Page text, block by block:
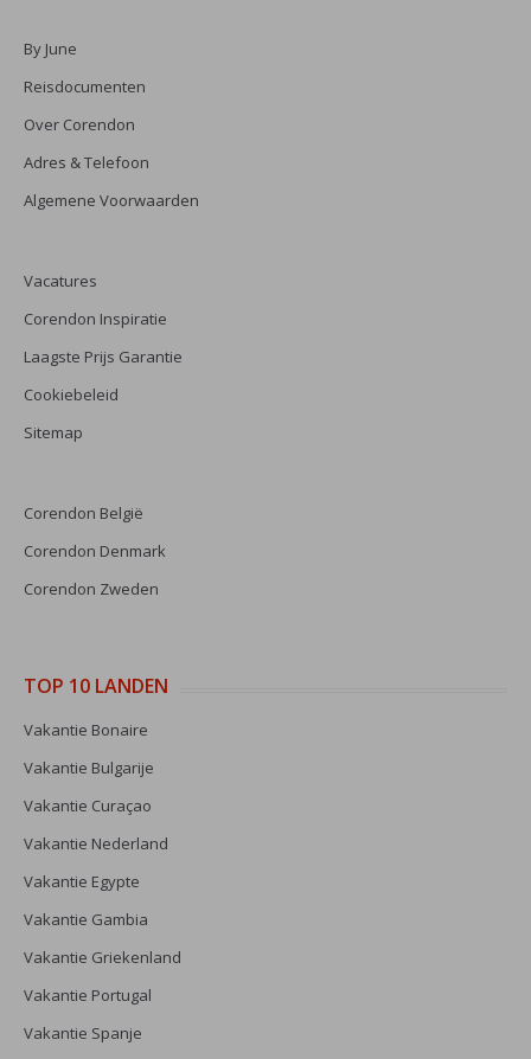
By June
Reisdocumenten
Over Corendon
Adres & Telefoon
Algemene Voorwaarden
Vacatures
Corendon Inspiratie
Laagste Prijs Garantie
Cookiebeleid
Sitemap
Corendon België
Corendon Denmark
Corendon Zweden
TOP 10 LANDEN
Vakantie Bonaire
Vakantie Bulgarije
Vakantie Curaçao
Vakantie Nederland
Vakantie Egypte
Vakantie Gambia
Vakantie Griekenland
Vakantie Portugal
Vakantie Spanje